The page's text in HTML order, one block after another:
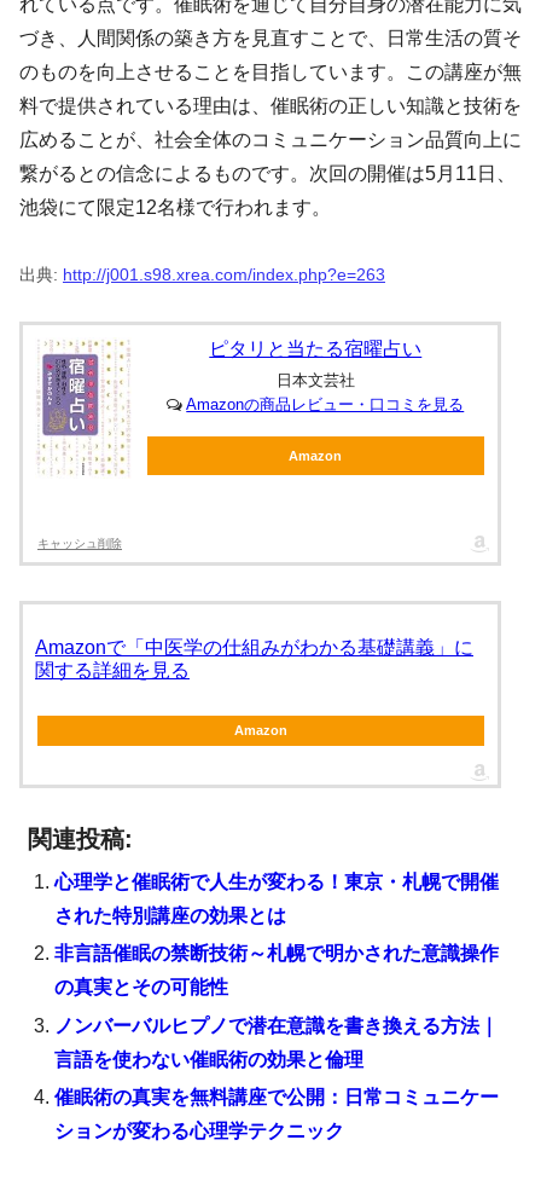
づき、人間関係の築き方を見直すことで、日常生活の質そ
のものを向上させることを目指しています。この講座が無
料で提供されている理由は、催眠術の正しい知識と技術を
広めることが、社会全体のコミュニケーション品質向上に
繋がるとの信念によるものです。次回の開催は5月11日、
池袋にて限定12名様で行われます。
出典: http://j001.s98.xrea.com/index.php?e=263
ピタリと当たる宿曜占い
日本文芸社
Amazonの商品レビュー・口コミを見る
Amazon
キャッシュ削除
Amazonで「中医学の仕組みがわかる基礎講義」に
関する詳細を見る
Amazon
関連投稿:
心理学と催眠術で人生が変わる！東京・札幌で開催
された特別講座の効果とは
非言語催眠の禁断技術～札幌で明かされた意識操作
の真実とその可能性
ノンバーバルヒプノで潜在意識を書き換える方法｜
言語を使わない催眠術の効果と倫理
催眠術の真実を無料講座で公開：日常コミュニケー
ションが変わる心理学テクニック